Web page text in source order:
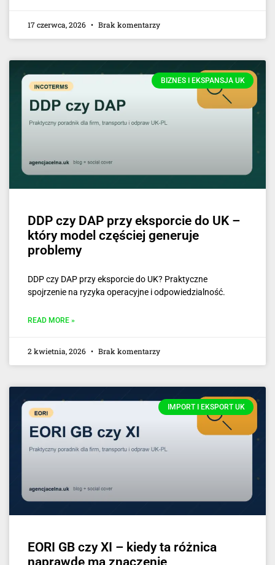
17 czerwca, 2026 Brak komentarzy
BIZNES I EKSPANSJA UK
DDP czy DAP przy eksporcie do UK –
który model częściej generuje
problemy
DDP czy DAP przy eksporcie do UK? Praktyczne
spojrzenie na ryzyka operacyjne i odpowiedzialność.
READ MORE »
2 kwietnia, 2026 Brak komentarzy
IMPORT I EKSPORT UK
EORI GB czy XI – kiedy ta różnica
naprawdę ma znaczenie